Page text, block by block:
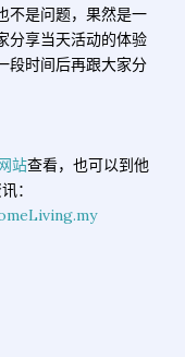
不是问题，果然是一
分享当天活动的体验
段时间后再跟大家分
站查看，也可以到他
：